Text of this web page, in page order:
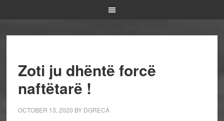
Zoti ju dhëntë forcë
naftëtarë !
OCTOBER 13, 2020 BY DGRECA